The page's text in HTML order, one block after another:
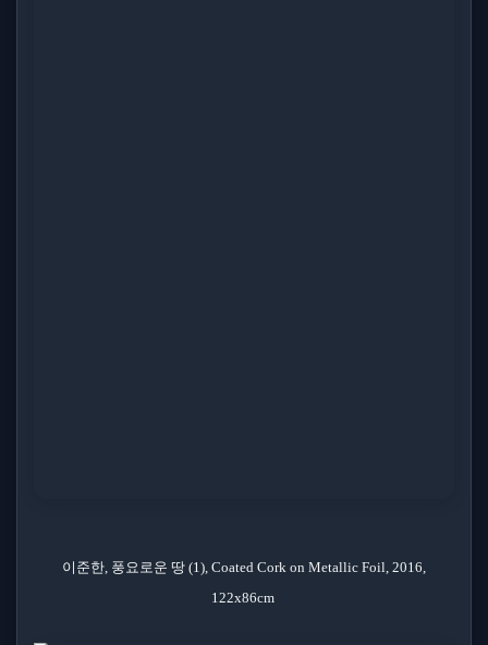
이준한, 풍요로운 땅 (1), Coated Cork on Metallic Foil, 2016,
122x86cm